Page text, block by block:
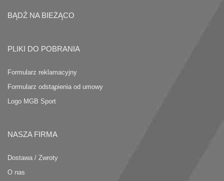
BĄDŹ NA BIEŻĄCO
PLIKI DO POBRANIA
Formularz reklamacyjny
Formularz odstąpienia od umowy
Logo MGB Sport
NASZA FIRMA
Dostawa / Zwroty
O nas